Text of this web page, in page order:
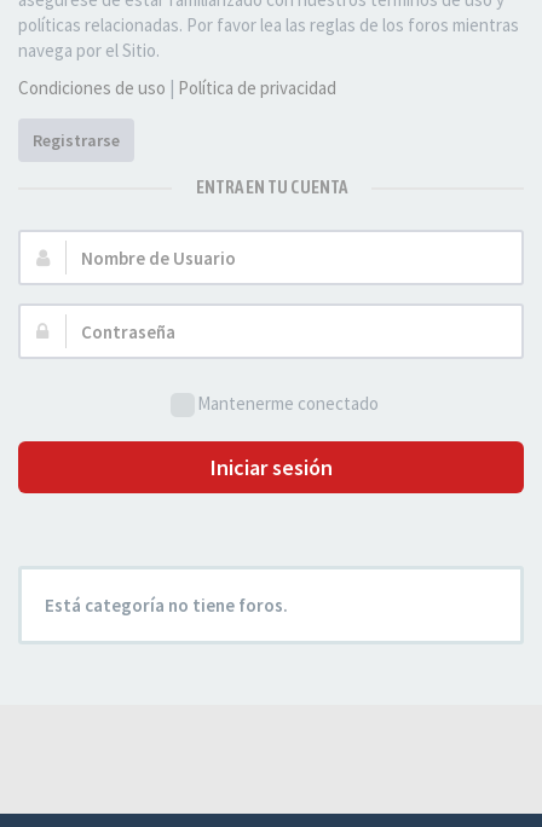
políticas relacionadas. Por favor lea las reglas de los foros mientras
navega por el Sitio.
Condiciones de uso | Política de privacidad
Registrarse
ENTRA EN TU CUENTA
Nombre
de
Usuario:
Contraseña:
Mantenerme conectado
Iniciar sesión
Está categoría no tiene foros.